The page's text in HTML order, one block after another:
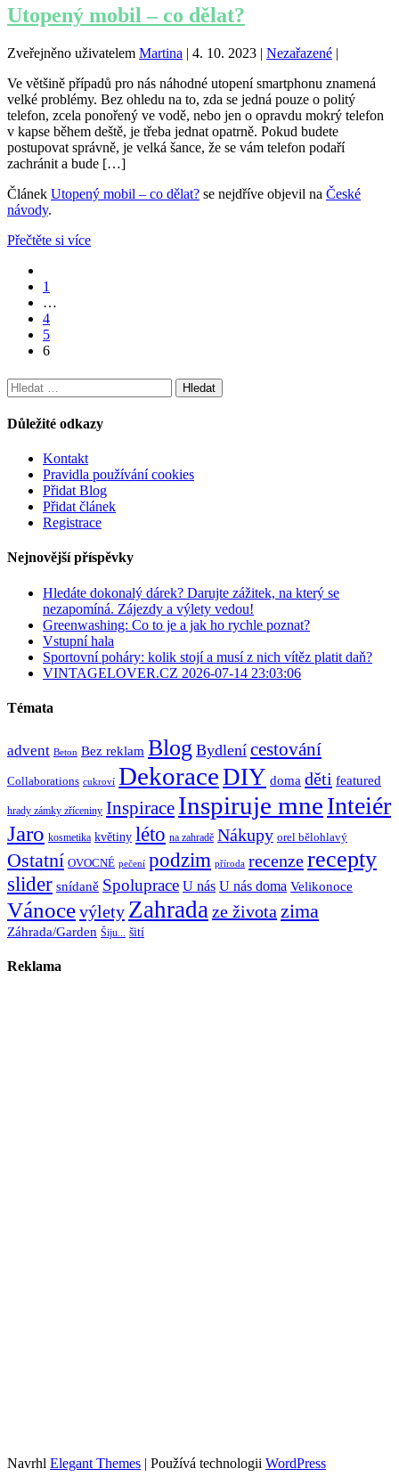
Utopený mobil – co dělat?
Zveřejněno uživatelem Martina | 4. 10. 2023 | Nezařazené |
Ve většině případů pro nás náhodné utopení smartphonu znamená
velké problémy. Bez ohledu na to, zda se jedná pouze o politý
telefon, zcela ponořený ve vodě, nebo jen o opravdu mokrý telefon
v kapse během deště, je třeba jednat opatrně. Pokud budete
postupovat správně, je velká šance, že se vám telefon podaří
zachránit a bude […]
Článek Utopený mobil – co dělat? se nejdříve objevil na České
návody.
Přečtěte si více
1
…
4
5
6
Vyhledávání
Důležité odkazy
Kontakt
Pravidla používání cookies
Přidat Blog
Přidat článek
Registrace
Nejnovější příspěvky
Hledáte dokonalý dárek? Darujte zážitek, na který se
nezapomíná. Zájezdy a výlety vedou!
Greenwashing: Co to je a jak ho rychle poznat?
Vstupní hala
Sportovní poháry: kolik stojí a musí z nich vítěz platit daň?
VINTAGELOVER.CZ 2026-07-14 23:03:06
Témata
advent Beton Bez reklam Blog Bydlení cestování
Collaborations cukroví DekoraceDIY doma děti featured
hrady zámky zříceniny Inspirace Inspiruje mneInteiér
Jaro kosmetika květiny léto na zahradě Nákupy orel bělohlavý
Ostatní OVOCNÉ pečení podzim příroda recenzerecepty
slider snídaně Spoluprace U nás U nás doma Velikonoce
Vánocevýlety Zahradaze života zima
Záhrada/Garden Šiju... šití
Reklama
Navrhl Elegant Themes | Používá technologii WordPress